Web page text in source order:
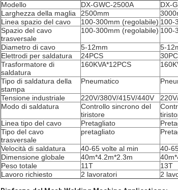
Modello DX-GWC-2500A DX-
Larghezza della maglia
2500mm
Linea spazio del cavo
100-300mm (regolabile) 100-
Spazio del cavo
trasversale
100-300mm (regolabile) 100-
Diametro di cavo 5-12mm 5-
Elettrodi per saldatura
24PCS
Trasformatore di
saldatura
160KVA*12PCS
Tipo di saldatura della
stampa
Pneumatico
Tensione industriale 220V/380V/415V/440V
Modo di saldatura
Controllo sincrono del
tiristore
Linea tipo del cavo
Pretagliato
Tipo del cavo
trasversale
pretagliato
Velocità di saldatura 40-65 volte al min 40-
Dimensione globale
40m*4.2m*2.3m
Peso totale
11T 13T
Lavoro richiesto
2 lavoratori 2